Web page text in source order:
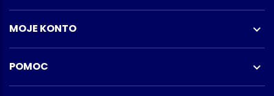
MOJE KONTO 
POMOC 